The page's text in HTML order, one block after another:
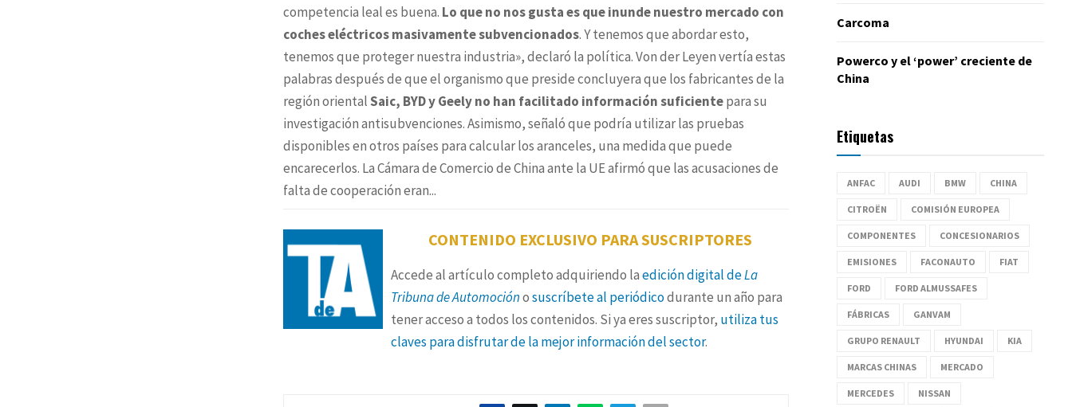
competencia leal es buena. Lo que no nos gusta es que inunde nuestro mercado con
coches eléctricos masivamente subvencionados. Y tenemos que abordar esto,
tenemos que proteger nuestra industria», declaró la política.Von der Leyen vertía estas
palabras después de que el organismo que preside concluyera que los fabricantes de la
región orientalSaic, BYD y Geely no han facilitado información suficientepara su
investigación antisubvenciones. Asimismo, señaló que podría utilizar las pruebas
disponibles en otros países para calcular los aranceles, una medida que puede
encarecerlos. La Cámara de Comercio de China ante la UE afirmó que las acusaciones de
falta de cooperación eran...
CONTENIDO EXCLUSIVO PARA SUSCRIPTORES
Accede al artículo completo adquiriendo laedición digital deLa
Tribuna de Automociónosuscríbete al periódicodurante un año para
tener acceso a todos los contenidos. Si ya eres suscriptor, utiliza tus
claves para disfrutar de la mejor información del sector.
Carcoma
Powerco y el ‘power’ creciente de
China
Etiquetas
ANFAC AUDI BMW CHINA
CITROËN COMISIÓN EUROPEA
COMPONENTES CONCESIONARIOS
EMISIONES FACONAUTO FIAT
FORD FORD ALMUSSAFES
FÁBRICAS GANVAM
GRUPO RENAULT HYUNDAI KIA
MARCAS CHINAS MERCADO
MERCEDES NISSAN